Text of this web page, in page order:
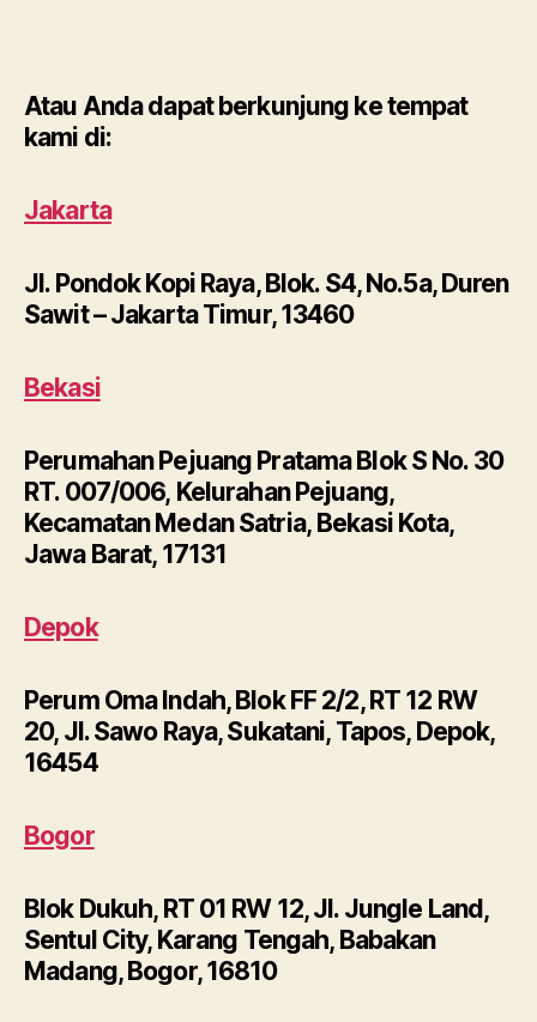
Atau Anda dapat berkunjung ke tempat
kami di:
Jakarta
Jl. Pondok Kopi Raya, Blok. S4, No.5a, Duren
Sawit – Jakarta Timur, 13460
Bekasi
Perumahan Pejuang Pratama Blok S No. 30
RT. 007/006, Kelurahan Pejuang,
Kecamatan Medan Satria, Bekasi Kota,
Jawa Barat, 17131
Depok
Perum Oma Indah, Blok FF 2/2, RT 12 RW
20, Jl. Sawo Raya, Sukatani, Tapos, Depok,
16454
Bogor
Blok Dukuh, RT 01 RW 12, Jl. Jungle Land,
Sentul City, Karang Tengah, Babakan
Madang, Bogor, 16810